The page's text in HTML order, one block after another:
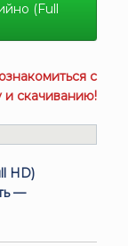
(Full
с
и скачиванию!
HD)
—